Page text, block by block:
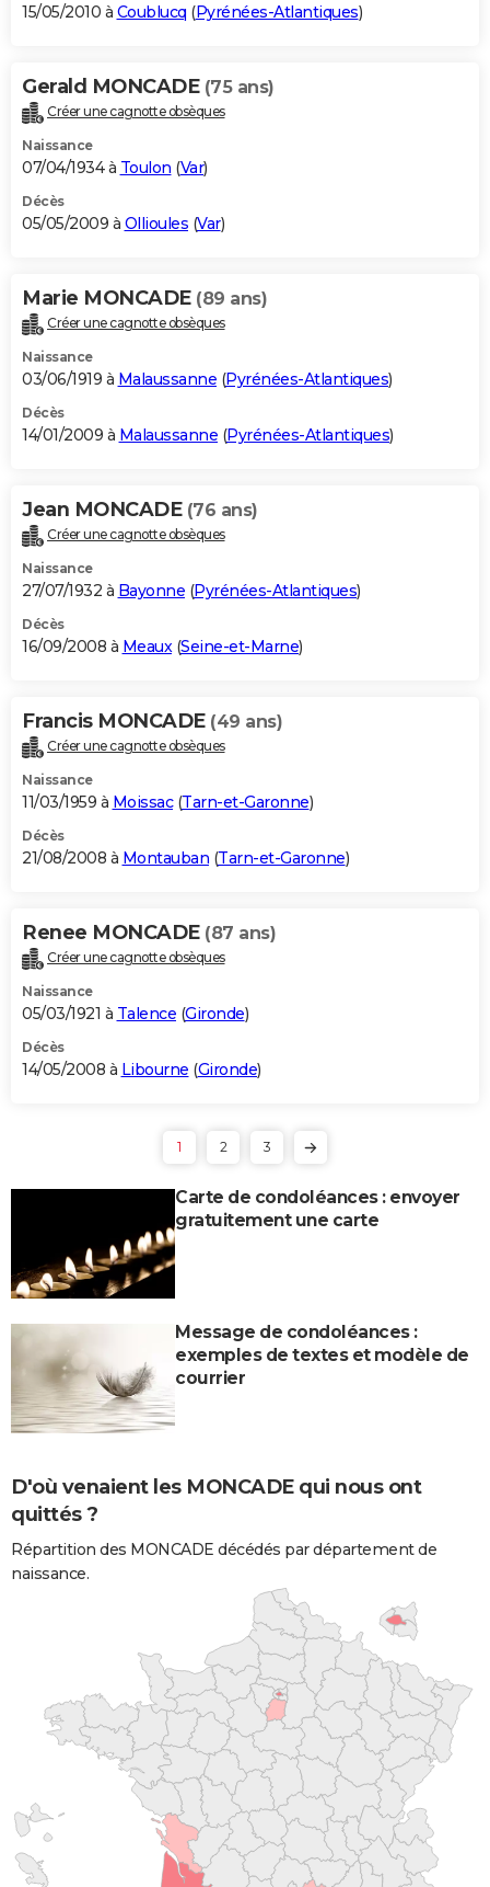
15/05/2010 à Coublucq (Pyrénées-Atlantiques)
Gerald MONCADE (75 ans)
Créer une cagnotte obsèques
Naissance
07/04/1934 à Toulon (Var)
Décès
05/05/2009 à Ollioules (Var)
Marie MONCADE (89 ans)
Créer une cagnotte obsèques
Naissance
03/06/1919 à Malaussanne (Pyrénées-Atlantiques)
Décès
14/01/2009 à Malaussanne (Pyrénées-Atlantiques)
Jean MONCADE (76 ans)
Créer une cagnotte obsèques
Naissance
27/07/1932 à Bayonne (Pyrénées-Atlantiques)
Décès
16/09/2008 à Meaux(Seine-et-Marne)
Francis MONCADE (49 ans)
Créer une cagnotte obsèques
Naissance
11/03/1959 à Moissac(Tarn-et-Garonne)
Décès
21/08/2008 à Montauban (Tarn-et-Garonne)
Renee MONCADE (87 ans)
Créer une cagnotte obsèques
Naissance
05/03/1921 à Talence (Gironde)
Décès
14/05/2008 à Libourne (Gironde)
1 2 3
Carte de condoléances : envoyer
gratuitement une carte
Message de condoléances :
exemples de textes et modèle de
courrier
D'où venaient les MONCADE qui nous ont
quittés ?
Répartition des MONCADE décédés par département de
naissance.